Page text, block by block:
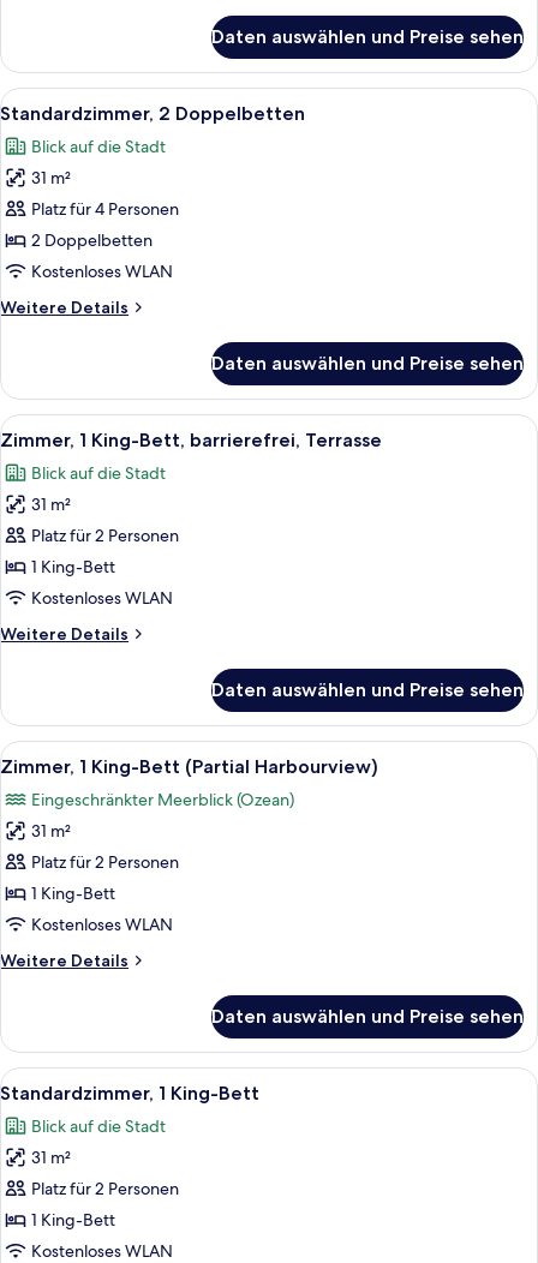
2 Doppelbetten
(Partial
Harbourview)
Daten auswählen und Preise sehen
Alle
Fotos
für
Standardzimmer,
2 Doppelbetten
anzeigen
Ein Hotelzimmer mit einem großen
7
Standardzimmer, 2 Doppelbetten
Blick auf die Stadt
31 m²
Platz für 4 Personen
2 Doppelbetten
Kostenloses WLAN
Weitere Details
Weitere
2 Doppelbetten
Daten auswählen und Preise sehen
Alle
Fotos
für
Zimmer,
1 King-
Bett,
barrierefrei,
anzeigen
Ein Hotelzimmer mit einem großen
6
Zimmer, 1 King-Bett, barrierefrei, Terrasse
Blick auf die Stadt
31 m²
Platz für 2 Personen
1 King-Bett
Kostenloses WLAN
Weitere Details
Weitere
1 King-
Bett,
barrierefrei,
Daten auswählen und Preise sehen
Alle
Fotos
für
Zimmer,
1 King-
Bett
(Partial
anzeigen
Ein Hotelzimmer mit einem großen
8
Zimmer, 1 King-Bett (Partial Harbourview)
Eingeschränkter Meerblick (Ozean)
31 m²
Platz für 2 Personen
1 King-Bett
Kostenloses WLAN
Weitere Details
Weitere
1 King-
Bett
(Partial
Daten auswählen und Preise sehen
Alle
Fotos
für
Standardzimmer,
1 King-
Bett
anzeigen
Ein Hotelzimmer mit einem großen
7
Standardzimmer, 1 King-Bett
Blick auf die Stadt
31 m²
Platz für 2 Personen
1 King-Bett
Kostenloses WLAN